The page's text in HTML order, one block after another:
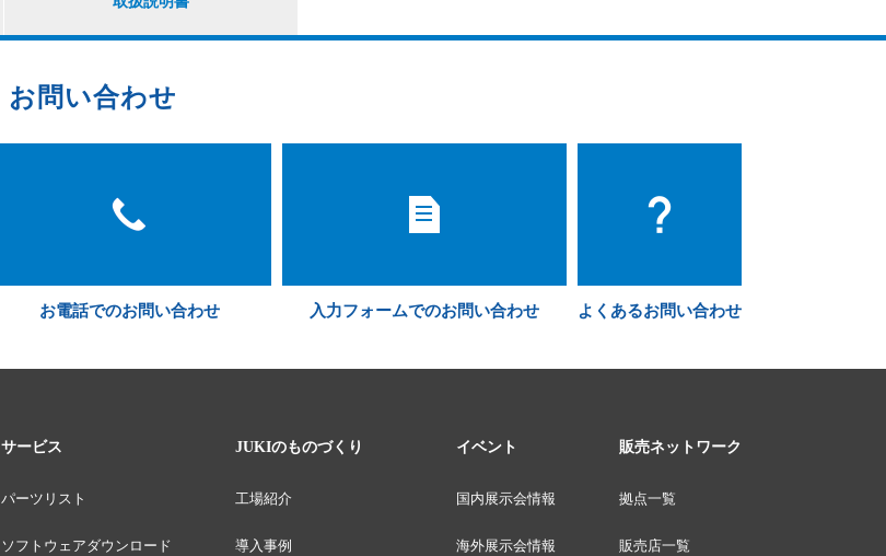
お問い合わせ
お電話でのお問い合わせ 入力フォームでのお問い合わせ よくあるお問い合わせ
サービス
パーツリスト
ソフトウェアダウンロード
JUKIのものづくり
工場紹介
導入事例
イベント
国内展示会情報
海外展示会情報
販売ネットワーク
拠点一覧
販売店一覧